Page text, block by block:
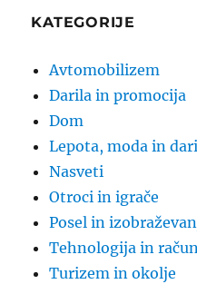
KATEGORIJE
Avtomobilizem
Darila in promocija
Dom
Lepota, moda in
Nasveti
Otroci in igrače
Posel in
Tehnologija in
Turizem in okolje